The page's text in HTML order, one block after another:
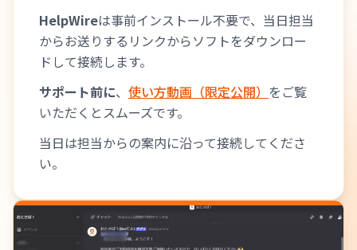
HelpWireは事前インストール不要で、当日担当
からお送りするリンクからソフトをダウンロー
ドして接続します。
サポート前に、 使い方動画（限定公開） をご覧
いただくとスムーズです。
当日は担当からの案内に沿って接続してくださ
い。